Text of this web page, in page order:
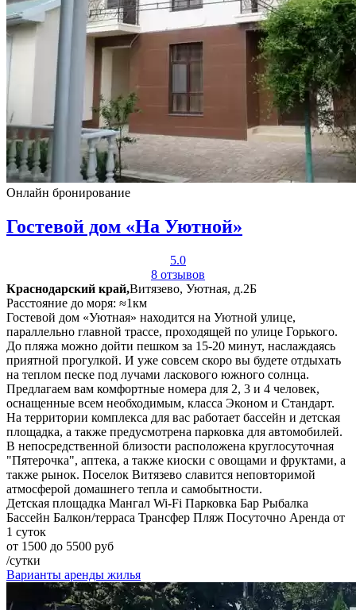
Онлайн бронирование
Гостевой дом «На Уютной»
5.0
8 отзывов
Краснодарский край,Витязево, Уютная, д.2Б
Расстояние до моря: ≈1км
Гостевой дом «Уютная» находится на Уютной улице,
параллельно главной трассе, проходящей по улице Горького.
До пляжа можно дойти пешком за 15-20 минут, наслаждаясь
приятной прогулкой. И уже совсем скоро вы будете отдыхать
на теплом песке под лучами ласкового южного солнца.
Предлагаем вам комфортные номера для 2, 3 и 4 человек,
оснащенные всем необходимым, класса Эконом и Стандарт.
На территории комплекса для вас работает бассейн и детская
площадка, а также предусмотрена парковка для автомобилей.
В непосредственной близости расположена круглосуточная
"Пятерочка", аптека, а также киоски с овощами и фруктами, а
также рынок. Поселок Витязево славится неповторимой
атмосферой домашнего тепла и самобытности.
Детская площадка Мангал Wi-Fi Парковка Бар Рыбалка
Бассейн Балкон/терраса Трансфер Пляж Посуточно Аренда от
1 суток
от 1500 до 5500 руб
/сутки
Варианты аренды жилья